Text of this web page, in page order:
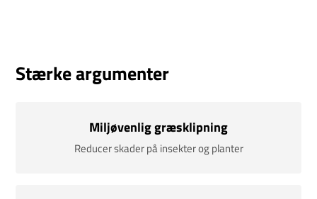
Stærke argumenter
Miljøvenlig græsklipning
Reducer skader på insekter og planter